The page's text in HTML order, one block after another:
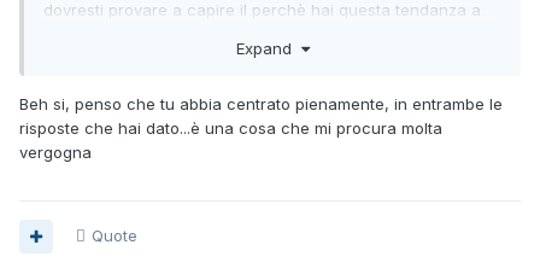
dovresti provare a capire il perchè hai questa tendanza a
Expand
Beh si, penso che tu abbia centrato pienamente, in entrambe le
risposte che hai dato...è una cosa che mi procura molta
vergogna
Quote